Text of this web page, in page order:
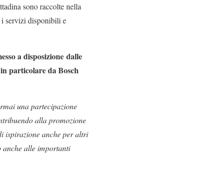
sono raccolte nella
i servizi disponibili e
a disposizione dalle
particolare da Bosch
una partecipazione
alla promozione
ispirazione anche per altri
alle importanti